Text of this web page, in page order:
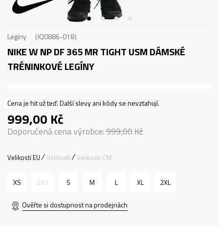
Legíny IQ0886-018
NIKE W NP DF 365 MR TIGHT USMDÁMSKÉ
TRÉNINKOVÉ LEGÍNY
Cena je hit už teď. Další slevy ani kódy se nevztahují.
999,00 Kč
Doporučená cena výrobce:999,00Kč
Velikosti EU Velikosti Velikosti CM
XS 2XS S M L XL 2XL
Ověřte si dostupnost na prodejnách